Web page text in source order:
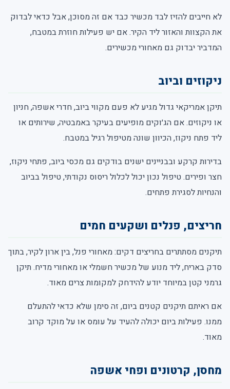
לא חייבים להזיז לבד מכשיר כבד אם זה מסוכן, אבל כדאי לבדוק
את הקצוות והאזור ליד הקיר. אם יש פעילות חוזרת במטבח,
המדביר יבדוק גם מאחורי מכשירים.
ניקוזים וביוב
תיקן אמריקאי גדול מגיע לא פעם מקווי ביוב, חדרי אשפה, חניון
או ניקוזים. אם הג׳וקים מופיעים בעיקר באמבטיה, שירותים או
ליד פתח ניקוז, הכיוון שונה מטיפול רגיל במטבח.
בדירות קרקע ובבניינים ישנים בודקים גם מכסי ביוב, פתחי ניקוז,
חצר ופירים. טיפול נכון יכול לכלול ריסוס נקודתי, טיפול בביוב
והנחיות לסגירת פתחים.
חריצים, פנלים ושקעים חמים
תיקנים מסתתרים בחריצים דקים: מאחורי פנל, בין ארון לקיר, בתוך
סדק באריח, ליד מנוע של מכשיר חשמלי או מאחורי מדיח. תיקן
גרמני קטן במיוחד יודע להידחק למקומות צרים מאוד.
אם ראיתם תיקנים קטנים ביום, זה סימן שלא כדאי להתעלם
ממנו. פעילות ביום יכולה להעיד על עומס או על מוקד קרוב
מאוד.
מחסן, קרטונים ופחי אשפה